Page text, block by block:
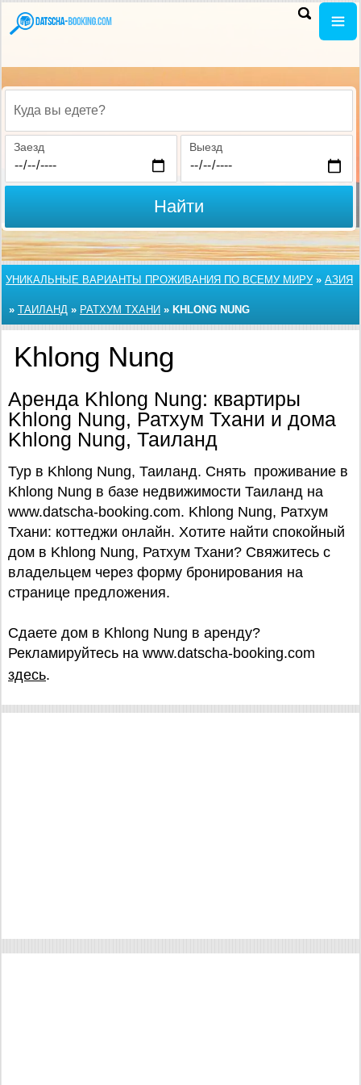
Куда вы едете?
Заезд Выезд
Найти
УНИКАЛЬНЫЕ ВАРИАНТЫ ПРОЖИВАНИЯ ПО ВСЕМУ МИРУ» АЗИЯ
» ТАИЛАНД » РАТХУМ ТХАНИ » KHLONG NUNG
Khlong Nung
Аренда Khlong Nung: квартиры
Khlong Nung, Ратхум Тхани и дома
Khlong Nung, Таиланд
Тур в Khlong Nung, Таиланд. Снять проживание в
Khlong Nung в базе недвижимости Таиланд на
www.datscha-booking.com. Khlong Nung, Ратхум
Тхани: коттеджи онлайн. Хотите найти спокойный
дом в Khlong Nung, Ратхум Тхани? Свяжитесь с
владельцем через форму бронирования на
странице предложения.
Сдаете дом в Khlong Nung в аренду?
Рекламируйтесь на www.datscha-booking.com
здесь.